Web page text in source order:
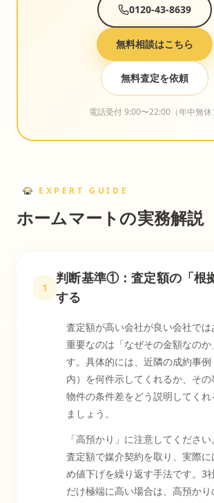
0120-43-8639
無料相談はこちら
無料査定を依頼
電話受付 9:00〜22:00（年中無休）
EXPERT GUIDE
ホームマートの実務解説
1
判断基準①：査定額の「根
する
査定額が高い会社が良い会社では
重要なのは「なぜその金額なの
す。具体的には、近隣の成約事
内）を何件示してくれるか、そ
物件の条件差をどう説明してくれ
ましょう。
「高預かり」に注意してくださ
査定額で媒介契約を取り、実際に
め値下げを繰り返す手法です。3
だけ極端に高い場合は、高預か